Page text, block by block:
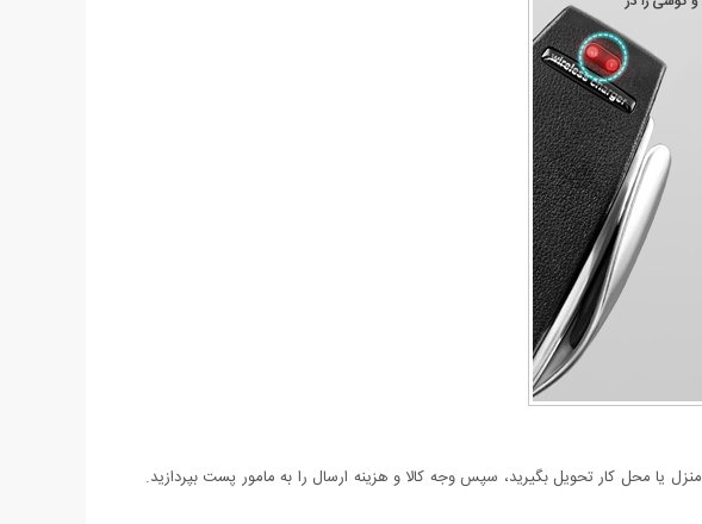
یا محل کار تحویل بگیرید، سپس وجه کالا و هزینه ارسال را به مامور پست بپردازید.